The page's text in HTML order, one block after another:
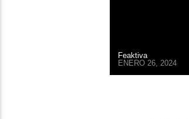
Feaktiva
ENERO 26, 2024